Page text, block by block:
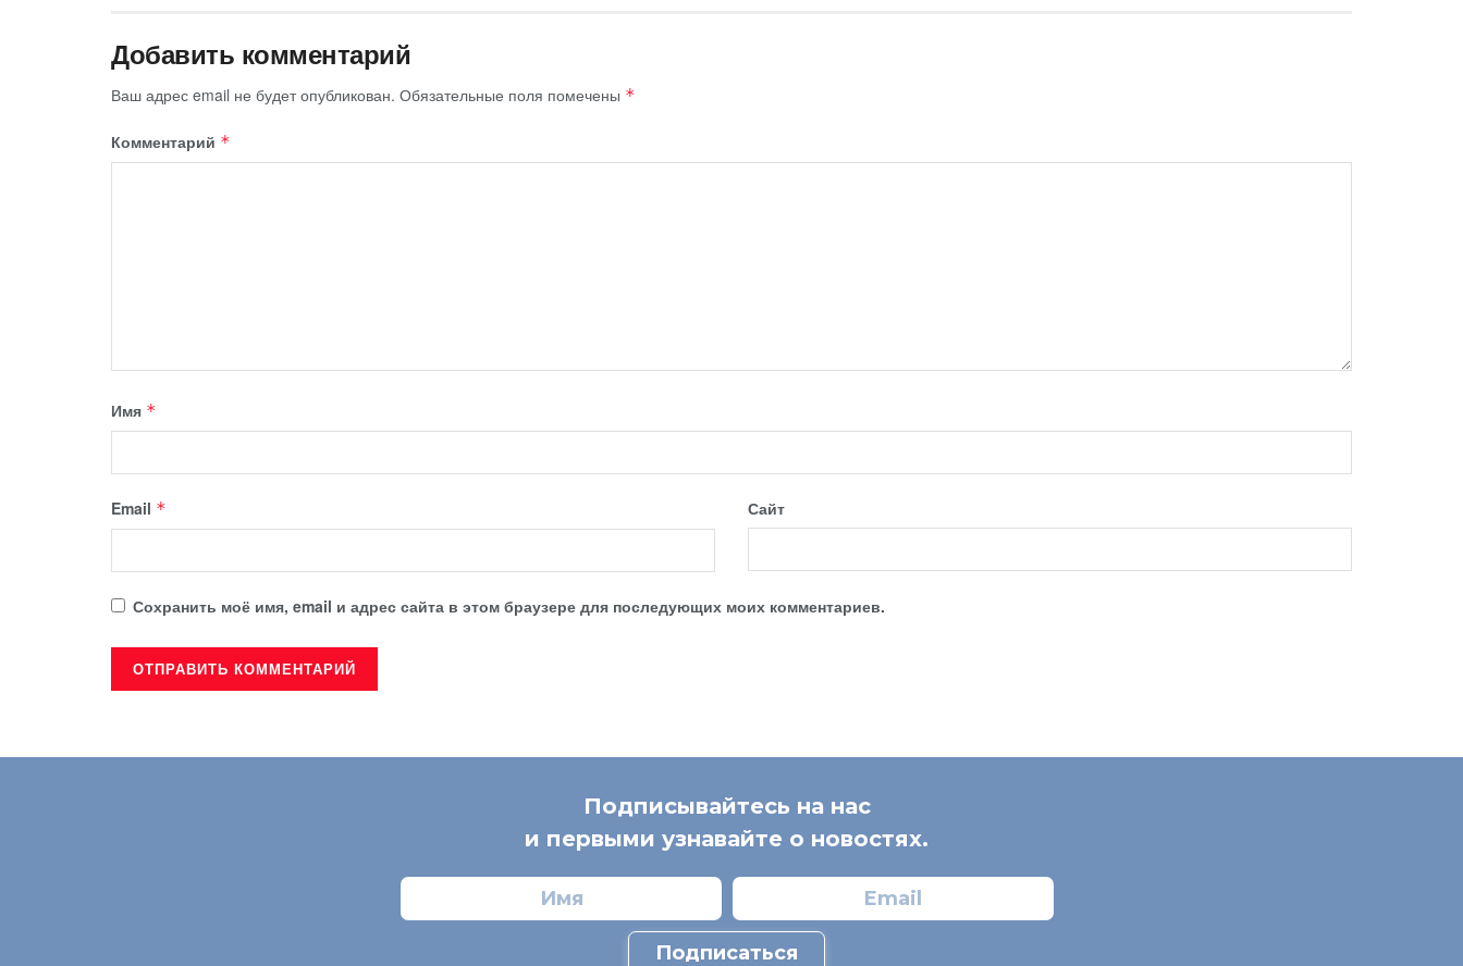
Добавить комментарий
Ваш адрес email не будет опубликован. Обязательные поля помечены *
Комментарий *
Имя *
Email * Сайт
Сохранить моё имя, email и адрес сайта в этом браузере для последующих моих комментариев.
Подписывайтесь на нас
и первыми узнавайте о новостях.
Подписаться